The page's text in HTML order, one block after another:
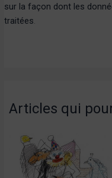
sur la façon dont les
traitées.
Articles qui